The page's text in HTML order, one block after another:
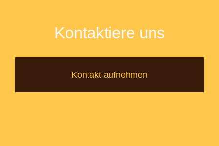
Kontaktiere uns
Kontakt aufnehmen